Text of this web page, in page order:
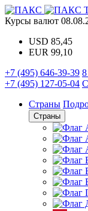
Курсы валют
USD 85,45
EUR 99,10
+7 (495) 646-39-39
+7 (495) 127-05-04
Страны
Страны